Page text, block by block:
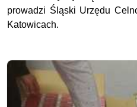
prowadzi Śląski Urzędu
Katowicach.